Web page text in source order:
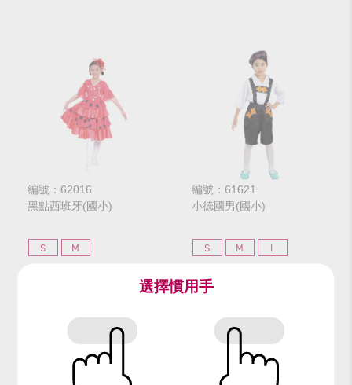
編號：62016
黑點西班牙(國小)
S M
$280
$350
編號：61621
小德國男(國小)
S M L
$280
門市價 $350
選擇慣用手